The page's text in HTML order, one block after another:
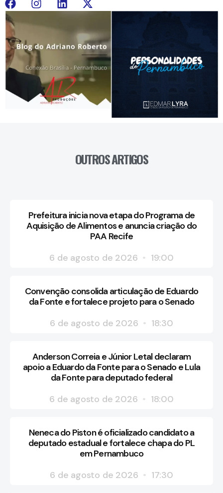
OUTROS ARTIGOS
Prefeitura inicia nova etapa do Programa de
Aquisição de Alimentos e anuncia criação do
PAA Recife
6 de agosto de 2026
19:00
Convenção consolida articulação de Eduardo
da Fonte e fortalece projeto para o Senado
6 de agosto de 2026
18:30
Anderson Correia e Júnior Letal declaram
apoio a Eduardo da Fonte para o Senado e Lula
da Fonte para deputado federal
6 de agosto de 2026
18:00
Neneca do Piston é oficializado candidato a
deputado estadual e fortalece chapa do PL
em Pernambuco
6 de agosto de 2026
17:30